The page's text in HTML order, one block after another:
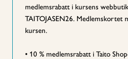
medlemsrabatt i kursens
TAITOJASEN26. Medlemskortet
kursen.
• 10 % medlemsrabatt i Taito